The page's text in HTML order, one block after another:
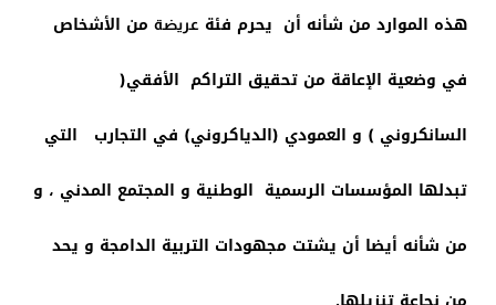
هذه الموارد من شأنه أن يحرم فئةعريضة من الأشخاص
في وضعية الإعاقة من تحقيق التراكم الأفقي(
السانكروني ) و العمودي (الدياكروني) في التجارب التي
تبدلها المؤسسات الرسمية الوطنية و المجتمع المدني ، و
من شأنه أيضا أن يشتت مجهودات التربية الدامجة و يحد